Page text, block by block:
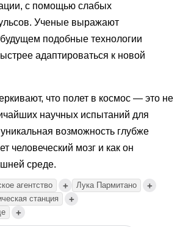
с помощью слабых
Ученые выражают
подобные технологии
адаптироваться к новой
что полет в космос — это не
научных испытаний для
возможность глубже
человеческий мозг и как он
среде.
агентство + Лука Пармитано +
станция +
+